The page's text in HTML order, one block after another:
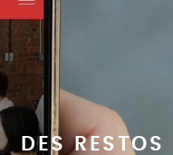
DES RESTOS